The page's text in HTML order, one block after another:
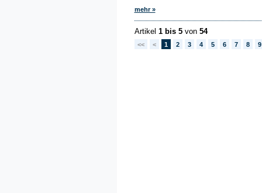
mehr »
Artikel 1 bis 5von 54
<< < 1 2 3 4 5 6 7 8 9